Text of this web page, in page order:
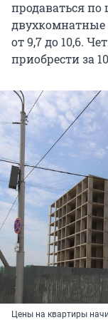
продаваться по
двухкомнатные
от 9,7 до 10,6.
приобрести за
Цены на квартиры